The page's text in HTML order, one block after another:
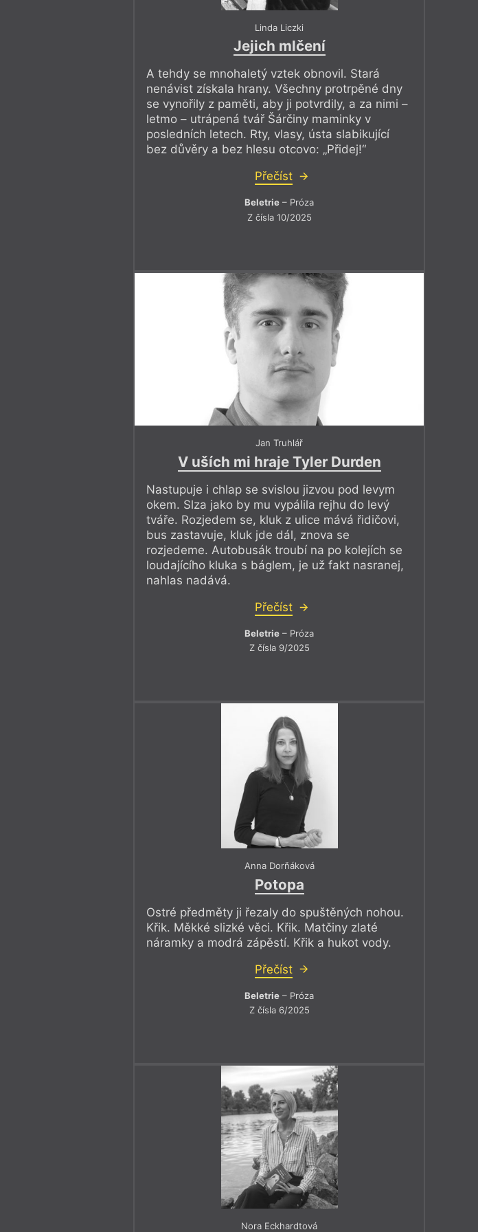
Linda Liczki
Jejich mlčení
A tehdy se mnohaletý vztek obnovil. Stará
nenávist získala hrany. Všechny protrpěné dny
se vynořily z paměti, aby ji potvrdily, a za nimi –
letmo – utrápená tvář Šárčiny maminky v
posledních letech. Rty, vlasy, ústa slabikující
bez důvěry a bez hlesu otcovo: „Přidej!“
Přečíst
Beletrie – Próza
Z čísla 10/2025
Jan Truhlář
V uších mi hraje Tyler Durden
Nastupuje i chlap se svislou jizvou pod levym
okem. Slza jako by mu vypálila rejhu do levý
tváře. Rozjedem se, kluk z ulice mává řidičovi,
bus zastavuje, kluk jde dál, znova se
rozjedeme. Autobusák troubí na po kolejích se
loudajícího kluka s báglem, je už fakt nasranej,
nahlas nadává.
Přečíst
Beletrie – Próza
Z čísla 9/2025
Anna Dorňáková
Potopa
Ostré předměty ji řezaly do spuštěných nohou.
Křik. Měkké slizké věci. Křik. Matčiny zlaté
náramky a modrá zápěstí. Křik a hukot vody.
Přečíst
Beletrie – Próza
Z čísla 6/2025
Nora Eckhardtová